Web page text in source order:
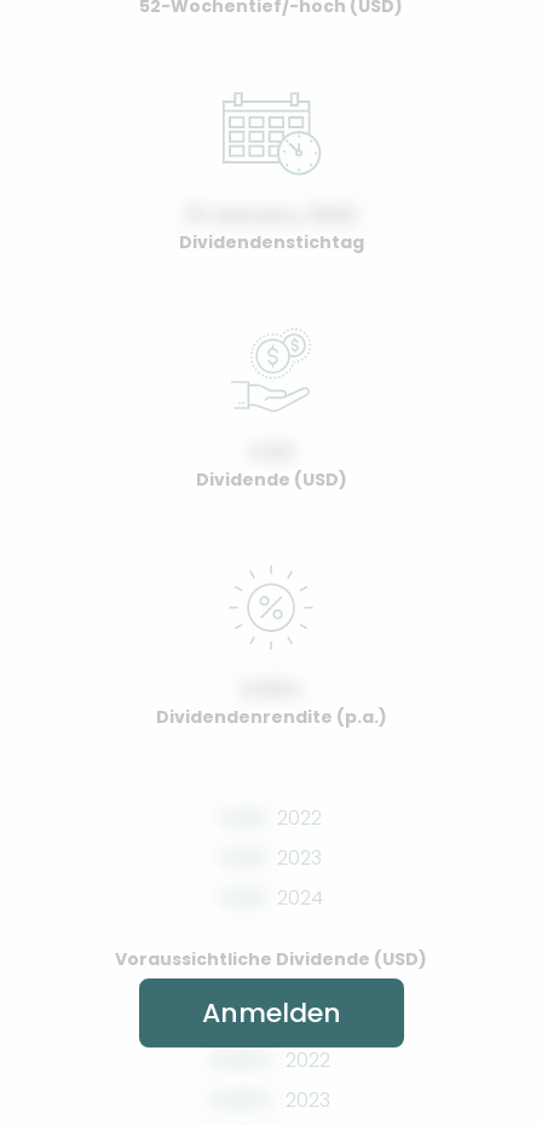
52-Wochentief/-hoch (USD)
Dividendenstichtag
Dividende (USD)
Dividendenrendite (p.a.)
2022
2023
2024
Voraussichtliche Dividende (USD)
2022
2023
Anmelden